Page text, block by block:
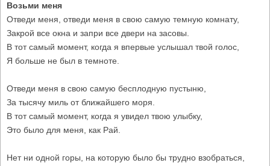
Возьми меня
Отведи меня, отведи меня в свою самую темную комнату,
Закрой все окна и запри все двери на засовы.
В тот самый момент, когда я впервые услышал твой голос,
Я больше не был в темноте.
Отведи меня в свою самую бесплодную пустыню,
За тысячу миль от ближайшего моря.
В тот самый момент, когда я увидел твою улыбку,
Это было для меня, как Рай.
Нет ни одной горы, на которую было бы трудно взобраться,